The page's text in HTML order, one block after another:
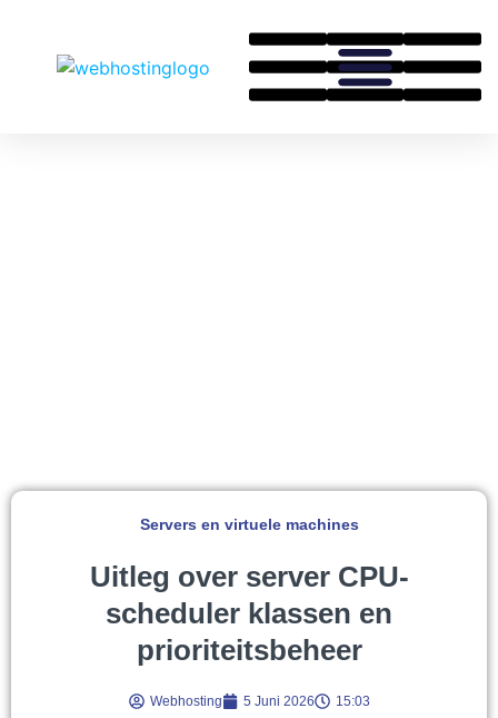
Servers en virtuele machines
Uitleg over server CPU-
scheduler klassen en
prioriteitsbeheer
Webhosting 5 Juni 2026 15:03